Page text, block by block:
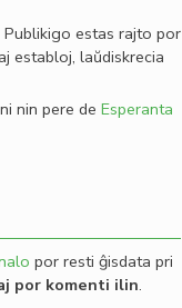
Publikigo estas rajto por
establoj, laŭdiskrecia
nin pere de Esperanta
por resti ĝisdata pri
por komenti ilin.